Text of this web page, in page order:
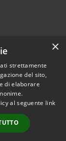
• Comune di
•
Accesso
×
strettamente
del sito,
di elaborare
al seguente link